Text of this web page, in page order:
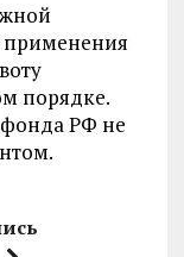
применения
порядке.
РФ не